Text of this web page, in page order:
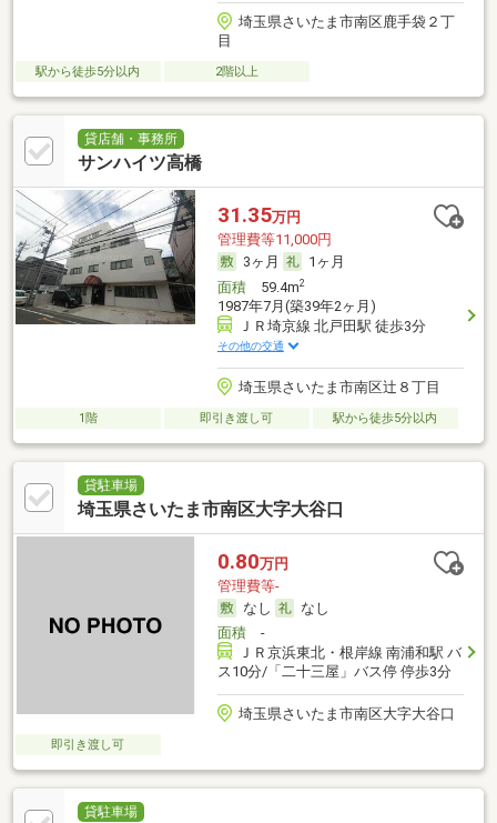
埼玉県さいたま市南区鹿手袋２丁
目
駅から徒歩5分以内 2階以上
貸店舗・事務所
サンハイツ高橋
31.35万円
管理費等11,000円
3ヶ月
1ヶ月
面積59.4m2
1987年7月(築39年2ヶ月)
ＪＲ埼京線 北戸田駅 徒歩3分
その他の交通
埼玉県さいたま市南区辻８丁目
1階 即引き渡し可 駅から徒歩5分以内
貸駐車場
埼玉県さいたま市南区大字大谷口
0.80万円
管理費等-
なし
なし
面積-
ＪＲ京浜東北・根岸線 南浦和駅 バ
ス10分/「二十三屋」バス停 停歩3分
埼玉県さいたま市南区大字大谷口
即引き渡し可
貸駐車場